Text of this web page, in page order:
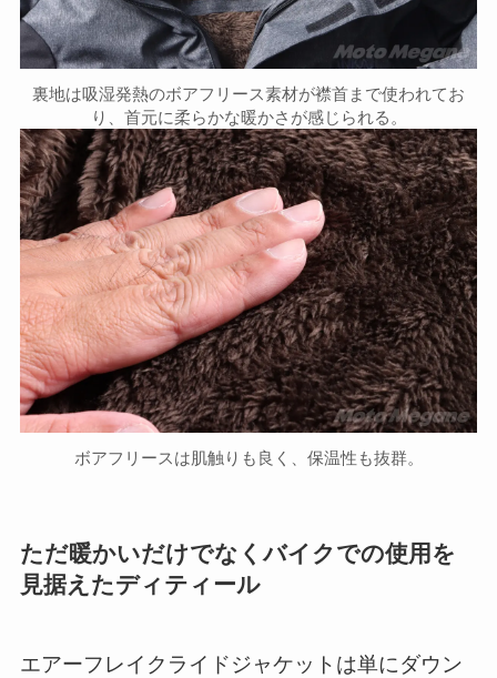
裏地は吸湿発熱のボアフリース素材が襟首まで使われてお
り、首元に柔らかな暖かさが感じられる。
ボアフリースは肌触りも良く、保温性も抜群。
ただ暖かいだけでなくバイクでの使用を
見据えたディティール
エアーフレイクライドジャケットは単にダウン